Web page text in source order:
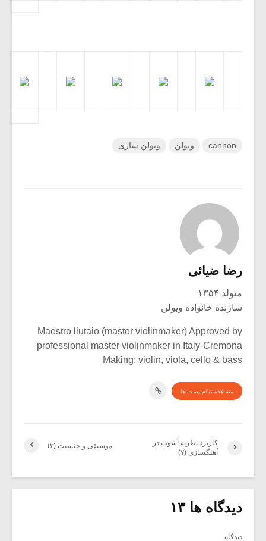
cannon ویولن ویولن سازی
رضا ضیائی
متولد ۱۳۵۴
سازنده خانواده ویولن
Maestro liutaio (master violinmaker) Approved by
professional master violinmaker in Italy-Cremona
Making: violin, viola, cello & bass
مشاهده تمام پست ها
موسیقی و جنسیت (۲)
کاربرد نظریه آشوب در
آهنگسازی (۷)
دیدگاه ها ۱۳
دیدگاه